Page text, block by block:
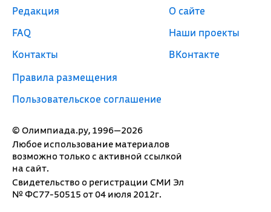
© Олимпиада.ру, 1996—2026
Любое использование материалов
возможно только с активной ссылкой
на сайт.
Свидетельство о регистрации СМИ Эл
№ ФС77-50515 от 04 июля 2012г.
Редакция
FAQ
Контакты
Правила размещения
Пользовательское соглашение
О сайте
Наши проекты
ВКонтакте